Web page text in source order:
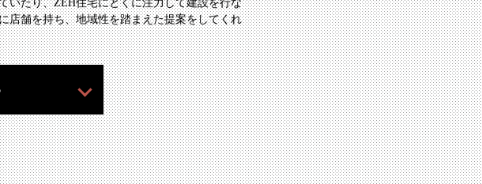
いたり、ZEH住宅にとくに注力して建設を行な
店舗を持ち、地域性を踏まえた提案をしてくれ